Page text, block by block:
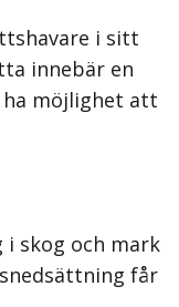
i sitt
innebär en
möjlighet att
skog och mark
får